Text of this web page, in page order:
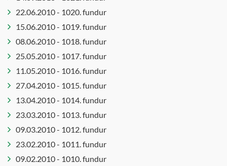
22.06.2010 - 1020. fundur
15.06.2010 - 1019. fundur
08.06.2010 - 1018. fundur
25.05.2010 - 1017. fundur
11.05.2010 - 1016. fundur
27.04.2010 - 1015. fundur
13.04.2010 - 1014. fundur
23.03.2010 - 1013. fundur
09.03.2010 - 1012. fundur
23.02.2010 - 1011. fundur
09.02.2010 - 1010. fundur